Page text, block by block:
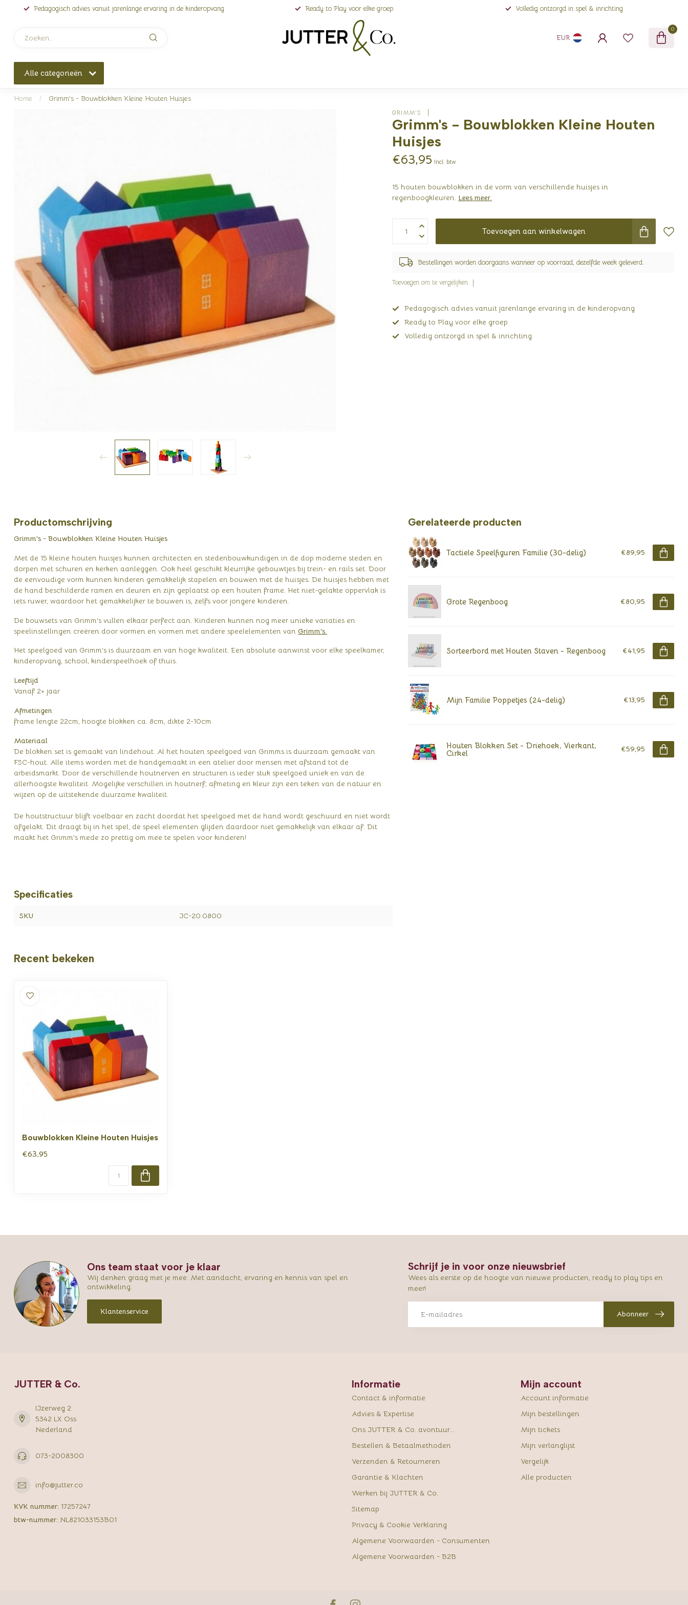
Pedagogisch advies vanuit jarenlange ervaring in de kinderopvang Ready to Play voor elke groep Volledig ontzorgd in spel & inrichting
EUR
0
Alle categorieën
Home / Grimm's - Bouwblokken Kleine Houten Huisjes
GRIMM'S
Grimm's - Bouwblokken Kleine Houten
Huisjes
€63,95 Incl. btw
15 houten bouwblokken in de vorm van verschillende huisjes in
regenboogkleuren. Lees meer.
Toevoegen aan winkelwagen
Bestellingen worden doorgaans wanneer op voorraad, dezelfde week geleverd.
Toevoegen om te vergelijken
Pedagogisch advies vanuit jarenlange ervaring in de kinderopvang
Ready to Play voor elke groep
Volledig ontzorgd in spel & inrichting
Productomschrijving
Grimm's - Bouwblokken Kleine Houten Huisjes
Met de 15 kleine houten huisjes kunnen architecten en stedenbouwkundigen in de dop moderne steden en
dorpen met schuren en kerken aanleggen. Ook heel geschikt kleurrijke gebouwtjes bij trein- en rails set. Door
de eenvoudige vorm kunnen kinderen gemakkelijk stapelen en bouwen met de huisjes. De huisjes hebben met
de hand beschilderde ramen en deuren en zijn geplaatst op een houten frame. Het niet-gelakte oppervlak is
iets ruwer, waardoor het gemakkelijker te bouwen is, zelfs voor jongere kinderen.
De bouwsets van Grimm's vullen elkaar perfect aan. Kinderen kunnen nog meer unieke variaties en
speelinstellingen creëren door vormen en vormen met andere speelelementen van Grimm's.
Het speelgoed van Grimm's is duurzaam en van hoge kwaliteit. Een absolute aanwinst voor elke speelkamer,
kinderopvang, school, kinderspeelhoek of thuis.
Leeftijd
Vanaf 2+ jaar
Afmetingen
frame lengte 22cm, hoogte blokken ca. 8cm, dikte 2-10cm
Materiaal
De blokken set is gemaakt van lindehout. Al het houten speelgoed van Grimms is duurzaam gemaakt van
FSC-hout. Alle items worden met de handgemaakt in een atelier door mensen met afstand tot de
arbeidsmarkt. Door de verschillende houtnerven en structuren is ieder stuk speelgoed uniek en van de
allerhoogste kwaliteit. Mogelijke verschillen in houtnerf, afmeting en kleur zijn een teken van de natuur en
wijzen op de uitstekende duurzame kwaliteit.
De houtstructuur blijft voelbaar en zacht doordat het speelgoed met de hand wordt geschuurd en niet wordt
afgelakt. Dit draagt bij in het spel, de speel elementen glijden daardoor niet gemakkelijk van elkaar af. Dit
maakt het Grimm's mede zo prettig om mee te spelen voor kinderen!
Specificaties
SKU JC-20.0800
Gerelateerde producten
Tactiele Speelfiguren Familie (30-delig) €89,95
Grote Regenboog €80,95
Sorteerbord met Houten Staven - Regenboog €41,95
Mijn Familie Poppetjes (24-delig) €13,95
Houten Blokken Set - Driehoek, Vierkant,
Cirkel €59,95
Recent bekeken
Bouwblokken Kleine Houten Huisjes
€63,95
Ons team staat voor je klaar
Wij denken graag met je mee. Met aandacht, ervaring en kennis van spel en
ontwikkeling.
Klantenservice
Schrijf je in voor onze nieuwsbrief
Wees als eerste op de hoogte van nieuwe producten, ready to play tips en
meer!
Abonneer
JUTTER & Co.
IJzerweg 2
5342 LX Oss
Nederland
073-2008300
info@jutter.co
KVK nummer: 17257247
btw-nummer: NL821033153B01
Informatie
Contact & informatie
Advies & Expertise
Ons JUTTER & Co. avontuur...
Bestellen & Betaalmethoden
Verzenden & Retourneren
Garantie & Klachten
Werken bij JUTTER & Co.
Sitemap
Privacy & Cookie Verklaring
Algemene Voorwaarden - Consumenten
Algemene Voorwaarden - B2B
Mijn account
Account informatie
Mijn bestellingen
Mijn tickets
Mijn verlanglijst
Vergelijk
Alle producten